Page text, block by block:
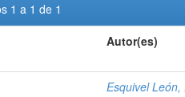
1 a 1 de 1
Autor(es)
Esquivel León,